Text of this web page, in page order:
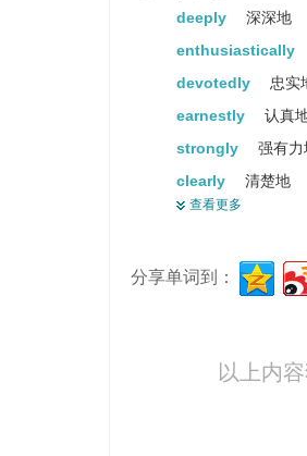
deeply 深深地
enthusiastically
devotedly
忠实
earnestly
认真
strongly
强有力
clearly
清楚地
profoundly
查看更多
分享单词到：
以上内